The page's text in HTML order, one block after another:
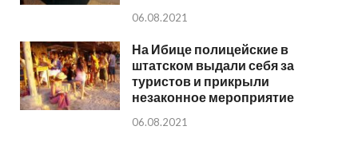
06.08.2021
На Ибице полицейские в
штатском выдали себя за
туристов и прикрыли
незаконное мероприятие
06.08.2021